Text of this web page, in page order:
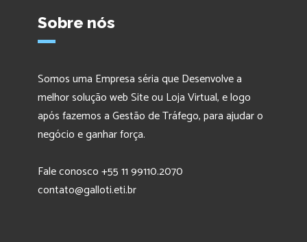
Sobre nós
Somos uma Empresa séria que Desenvolve a
melhor solução web Site ou Loja Virtual, e logo
após fazemos a Gestão de Tráfego, para ajudar o
negócio e ganhar força.
Fale conosco +55 11 99110.2070
contato@galloti.eti.br